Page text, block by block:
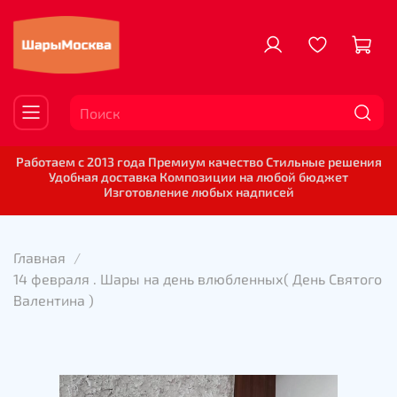
Работаем с 2013 года Премиум качество Стильные решения
Удобная доставка Композиции на любой бюджет
Изготовление любых надписей
Главная
14 февраля . Шары на день влюбленных( День Святого
Валентина )